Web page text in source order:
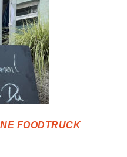
FOODTRUCK